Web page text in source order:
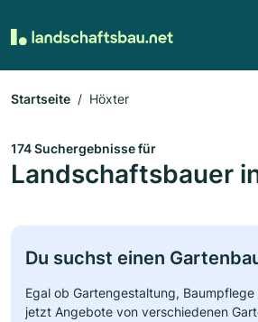
Startseite Höxter
174 Suchergebnisse für
Landschaftsbauer
Du suchst einen
Egal ob Gartengestaltung,
jetzt Angebote von verschiedenen